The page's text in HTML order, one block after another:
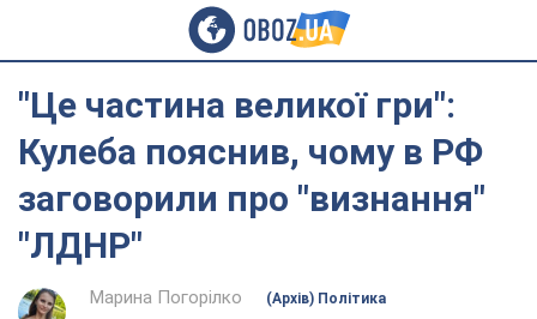
"Це частина великої гри":
Кулеба пояснив, чому в РФ
заговорили про "визнання"
"ЛДНР"
Марина Погорілко
(Архів) Політика